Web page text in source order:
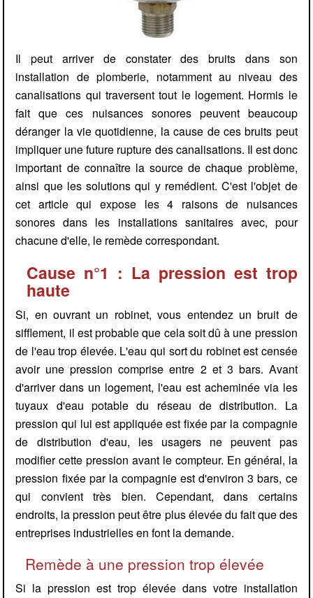
Il peut arriver de constater des bruits dans son
installation de plomberie, notamment au niveau des
canalisations qui traversent tout le logement. Hormis le
fait que ces nuisances sonores peuvent beaucoup
déranger la vie quotidienne, la cause de ces bruits peut
impliquer une future rupture des canalisations. Il est donc
important de connaître la source de chaque problème,
ainsi que les solutions qui y remédient. C'est l'objet de
cet article qui expose les 4 raisons de nuisances
sonores dans les installations sanitaires avec, pour
chacune d'elle, le remède correspondant.
Cause n°1 : La pression est trop
haute
Si, en ouvrant un robinet, vous entendez un bruit de
sifflement, il est probable que cela soit dû à une pression
de l'eau trop élevée. L'eau qui sort du robinet est censée
avoir une pression comprise entre 2 et 3 bars. Avant
d'arriver dans un logement, l'eau est acheminée via les
tuyaux d'eau potable du réseau de distribution. La
pression qui lui est appliquée est fixée par la compagnie
de distribution d'eau, les usagers ne peuvent pas
modifier cette pression avant le compteur. En général, la
pression fixée par la compagnie est d'environ 3 bars, ce
qui convient très bien. Cependant, dans certains
endroits, la pression peut être plus élevée du fait que des
entreprises industrielles en font la demande.
Remède à une pression trop élevée
Si la pression est trop élevée dans votre installation